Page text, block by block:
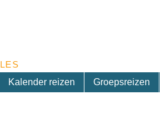
Kalender reizen Groepsreizen